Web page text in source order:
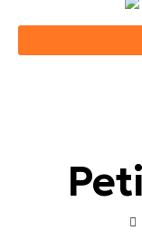
contenu